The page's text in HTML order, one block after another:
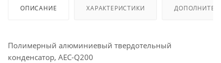
ОПИСАНИЕ ХАРАКТЕРИСТИКИ
Полимерный алюминиевый твердотельный
конденсатор, AEC-Q200